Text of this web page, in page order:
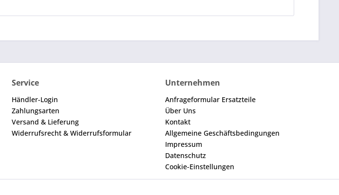
Service
Händler-Login
Zahlungsarten
Versand & Lieferung
Widerrufsrecht & Widerrufsformular
Unternehmen
Anfrageformular Ersatzteile
Über Uns
Kontakt
Allgemeine Geschäftsbedingungen
Impressum
Datenschutz
Cookie-Einstellungen